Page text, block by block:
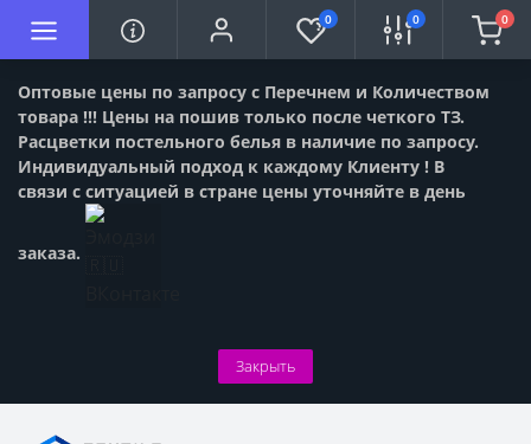
Оптовые цены по запросу с Перечнем и Количеством
товара !!! Цены на пошив только после четкого ТЗ.
Расцветки постельного белья в наличие по запросу.
Индивидуальный подход к каждому Клиенту ! В
связи с ситуацией в стране цены уточняйте в день
заказа.
Закрыть
0 0 0